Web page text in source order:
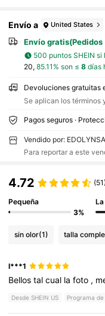
Envío a United States
Envío gratis(Pedidos
500 puntos SHEIN si
20, 85.11% son ≤ 8días
Devoluciones gratuitas
Se aplican los términos
Pagos seguros ·
Vendido por:
Para reportar a este
4.72 (51)
Pequeña
3%
sin olor(1) talla
l***1
Bellostalcual lafoto ,
Desde SHEIN US Programa